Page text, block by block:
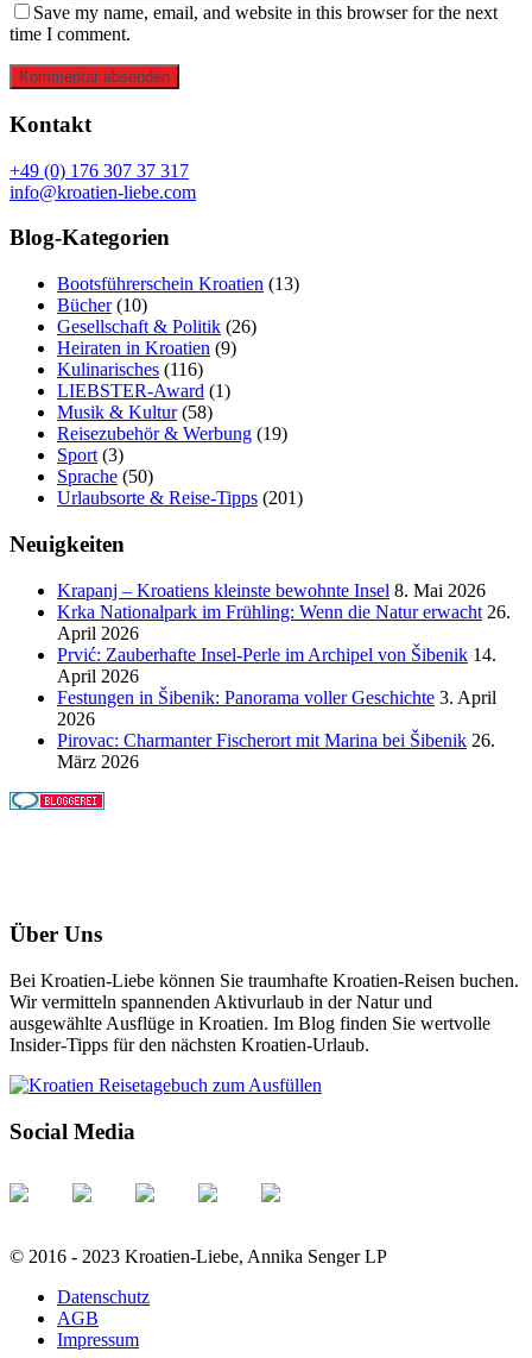
Save my name, email, and website in this browser for the next
time I comment.
Kommentar absenden
Kontakt
+49 (0) 176 307 37 317
info@kroatien-liebe.com
Blog-Kategorien
Bootsführerschein Kroatien (13)
Bücher(10)
Gesellschaft & Politik (26)
Heiraten in Kroatien (9)
Kulinarisches (116)
LIEBSTER-Award (1)
Musik & Kultur(58)
Reisezubehör & Werbung (19)
Sport (3)
Sprache (50)
Urlaubsorte & Reise-Tipps (201)
Neuigkeiten
Krapanj – Kroatiens kleinste bewohnte Insel 8. Mai 2026
Krka Nationalpark im Frühling: Wenn die Natur erwacht 26.
April 2026
Prvić: Zauberhafte Insel-Perle im Archipel von Šibenik 14.
April 2026
Festungen in Šibenik: Panorama voller Geschichte 3. April
2026
Pirovac: Charmanter Fischerort mit Marina bei Šibenik 26.
März 2026
Über Uns
Bei Kroatien-Liebe können Sie traumhafte Kroatien-Reisen buchen.
Wir vermitteln spannenden Aktivurlaub in der Natur und
ausgewählte Ausflüge in Kroatien. Im Blog finden Sie wertvolle
Insider-Tipps für den nächsten Kroatien-Urlaub.
Social Media
© 2016 - 2023 Kroatien-Liebe, Annika Senger LP
Datenschutz
AGB
Impressum